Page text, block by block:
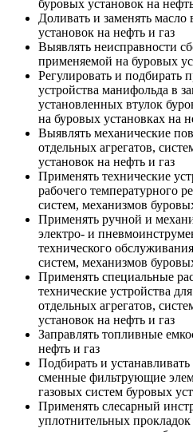
буровых установок на
Доливать и заменять
установок на нефть и газ
Выявлять неисправности
применяемой на буровых
Регулировать и подбирать
устройства манифольда в
установленных втулок
на буровых установках на
Выявлять механические
отдельных агрегатов,
установок на нефть и газ
Применять технические
рабочего температурного
систем, механизмов
Применять ручной и
электро- и
технического
систем, механизмов
Применять специальные
технические устройства
отдельных агрегатов,
установок на нефть и газ
Заправлять топливные
нефть и газ
Подбирать и
сменные фильтрующие
газовых систем буровых
Применять слесарный
уплотнительных прокладок